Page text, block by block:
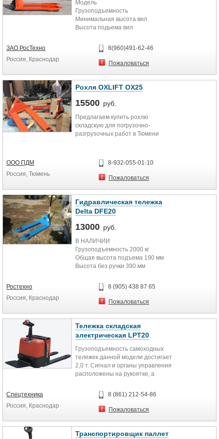
Размер прохода с поддоном, мм:
2260
Вес, кг: 700
Аккумулятор: 210Ah/24V
Доставка по России транспортной
компаний. Возможна оплата
наличным и безналичным
гидравлическую
грузоподъемностью 2.5 тонн вы
можете со склада г. Тюмень.
Модель
Грузоподъемность
Минимальная высота вил
Высота подьема вил
Длина вил
Габаритная ширина вил
Размер роликов
ЗАО РосТехно
Россия, Краснодар
8(960)491-62-46
Пожаловаться
Рохля OXLIFT OX25
15500 руб.
Предлагаем купить рохлю
складскую для погрузочно-
разгрузочных работ в Тюмени
ООО ПДМ
Россия, Тюмень
8-932-055-01-10
Пожаловаться
Гидравлическая тележка
Delta DFE20
13000 руб.
В НАЛИЧИИ
Грузоподъемность 2000 кг
Общая высота подъема 190 мм
Высота без ручки 390 мм
Общая ширина вил 550 мм
Рулевое колесо 180 мм
Ролики на вилах 73 мм
Ростехно
Россия, Краснодар
8 (905) 438 87 65
Пожаловаться
Тележка складская
электрическая LPT20
Грузоподъемность самоходных
тележек данной модели достигает
2,0 т. Сигнал и органы управления
расположены на рукоятке, а
батареи находятся по центру
корпуса тележки.
Кроме того, предлагаемые
Спецтехника
Россия, Краснодар
8 (861) 212-54-86
Пожаловаться
Транспортировщик паллет